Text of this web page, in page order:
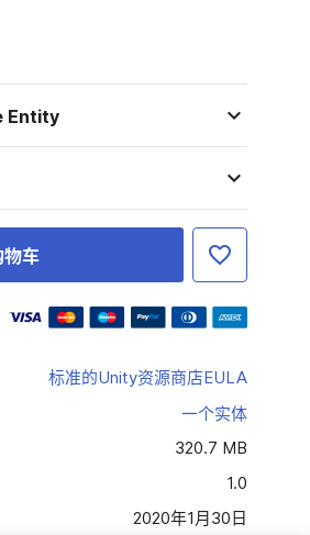
Entity
物车
标准的Unity资源商店EULA
一个实体
320.7 MB
1.0
2020年1月30日